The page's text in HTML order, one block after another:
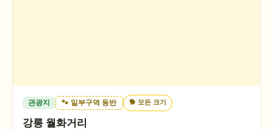
관광지 🐾 일부구역 동반 🐕 모든 크기
강릉 월화거리